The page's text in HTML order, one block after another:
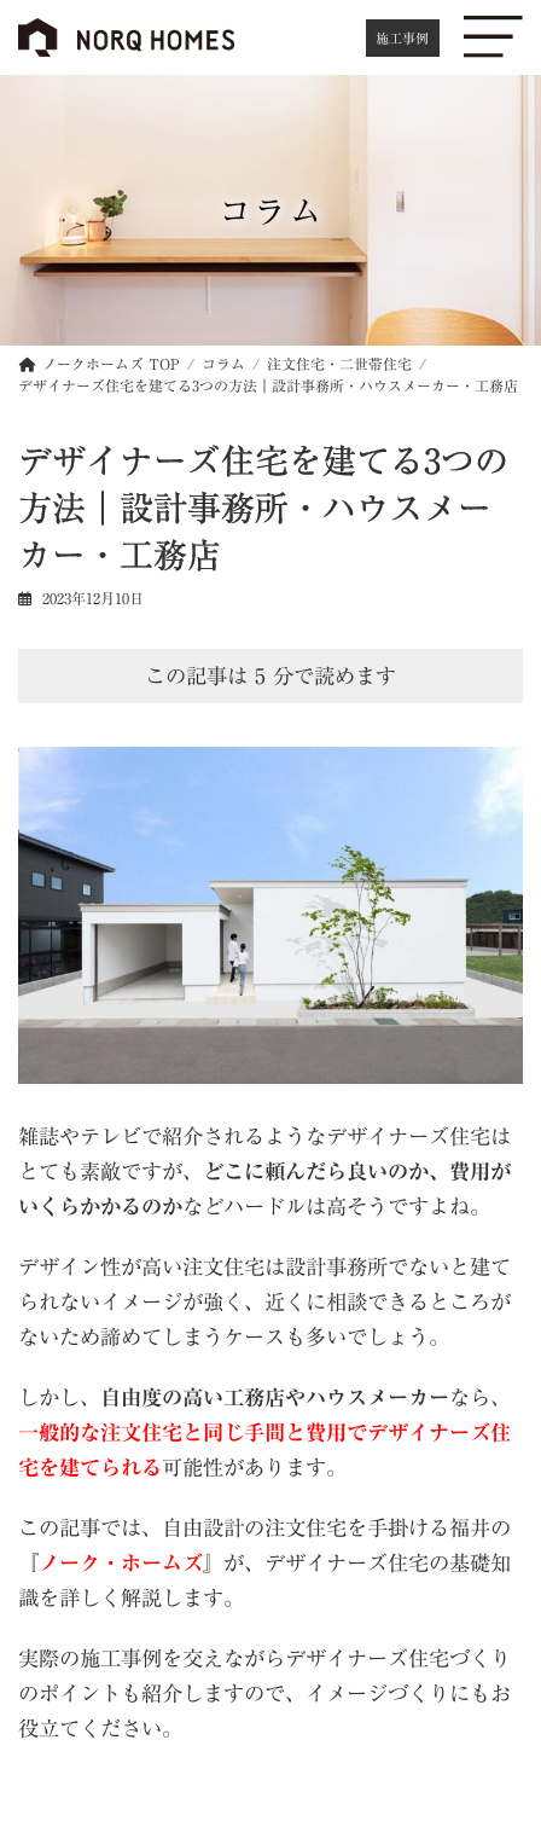
施工事例
コラム
ノークホームズ TOP コラム
注文住宅・二世帯住宅
デザイナーズ住宅を建てる3つの方法｜設計事務所・ハウスメーカー・工務店
デザイナーズ住宅を建てる3つの
方法｜設計事務所・ハウスメー
カー・工務店
2023年12月10日
この記事は 5 分で読めます
雑誌やテレビで紹介されるようなデザイナーズ住宅は
とても素敵ですが、
どこに頼んだら良いのか、費用が
いくらかかるのかなどハードルは高そうですよね。
デザイン性が高い注文住宅は設計事務所でないと建て
られないイメージが強く、近くに相談できるところが
ないため諦めてしまうケースも多いでしょう。
しかし、 自由度の高い工務店やハウスメーカーなら、
一般的な注文住宅と同じ手間と費用でデザイナーズ住
宅を建てられる可能性があります。
この記事では、自由設計の注文住宅を手掛ける福井の
『 ノーク・ホームズ 』が、デザイナーズ住宅の基礎知
識を詳しく解説します。
実際の施工事例を交えながらデザイナーズ住宅づくり
のポイントも紹介しますので、イメージづくりにもお
役立てください。